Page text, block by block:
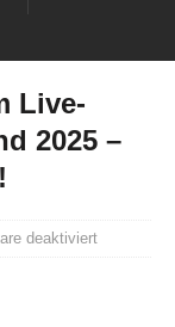
Live-
2025 –
deaktiviert